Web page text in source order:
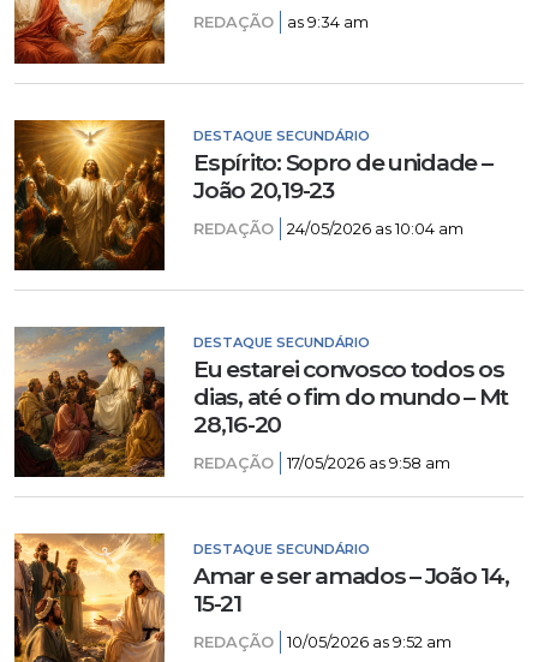
REDAÇÃO as 9:34 am
DESTAQUE SECUNDÁRIO
Espírito: Sopro de unidade –
João 20,19-23
REDAÇÃO 24/05/2026 as 10:04 am
DESTAQUE SECUNDÁRIO
Eu estarei convosco todos os
dias, até o fim do mundo – Mt
28,16-20
REDAÇÃO 17/05/2026 as 9:58 am
DESTAQUE SECUNDÁRIO
Amar e ser amados – João 14,
15-21
REDAÇÃO 10/05/2026 as 9:52 am